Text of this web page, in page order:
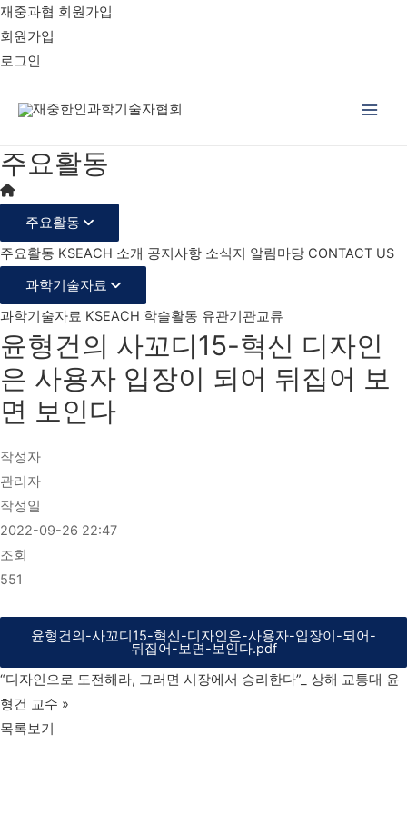
재중과협 회원가입
회원가입
로그인
주요활동
주요활동
주요활동 KSEACH 소개 공지사항 소식지 알림마당 CONTACT US
과학기술자료
과학기술자료 KSEACH 학술활동 유관기관교류
윤형건의 사꼬디15-혁신 디자인
은 사용자 입장이 되어 뒤집어 보
면 보인다
작성자
관리자
작성일
2022-09-26 22:47
조회
551
윤형건의-사꼬디15-혁신-디자인은-사용자-입장이-되어-
뒤집어-보면-보인다.pdf
“디자인으로 도전해라, 그러면 시장에서 승리한다”_ 상해 교통대 윤
형건 교수 »
목록보기